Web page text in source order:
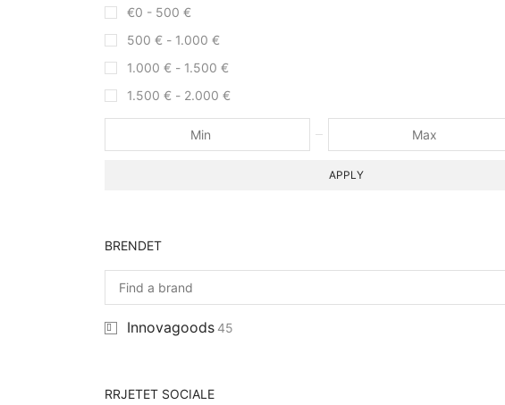
€0 - 500 €
500 € - 1.000 €
1.000 € - 1.500 €
1.500 € - 2.000 €
APPLY
BRENDET
Innovagoods 45
RRJETET SOCIALE